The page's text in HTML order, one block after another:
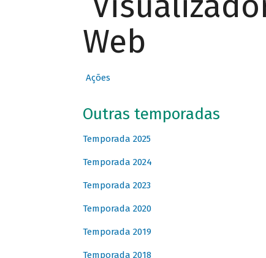
Web
Ações
Outras temporadas
Temporada 2025
Temporada 2024
Temporada 2023
Temporada 2020
Temporada 2019
Temporada 2018